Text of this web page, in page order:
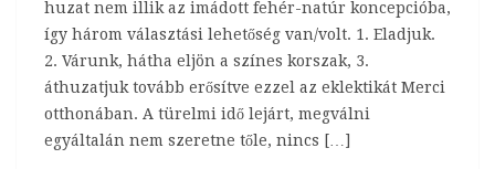
huzat nem illik az imádott fehér-natúr koncepcióba,
így három választási lehetőség van/volt. 1. Eladjuk.
2. Várunk, hátha eljön a színes korszak, 3.
áthuzatjuk tovább erősítve ezzel az eklektikát Merci
otthonában. A türelmi idő lejárt, megválni
egyáltalán nem szeretne tőle, nincs […]